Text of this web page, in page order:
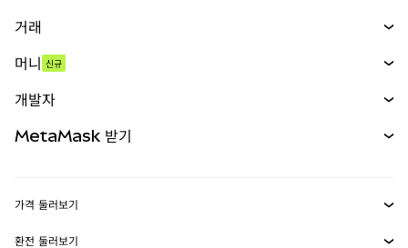
거래
무기한 선물
실물자산
머니 신규
개발자
MetaMask 받기
가격 둘러보기
환전 둘러보기